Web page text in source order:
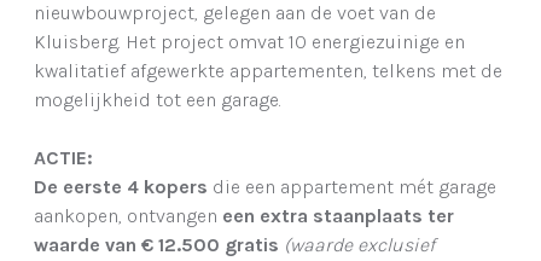
nieuwbouwproject, gelegen aan de voet van de
Kluisberg. Het project omvat 10 energiezuinige en
kwalitatief afgewerkte appartementen, telkens met de
mogelijkheid tot een garage.
ACTIE:
De eerste 4 kopers die een appartement mét garage
aankopen, ontvangen een extra staanplaats ter
waarde van € 12.500 gratis (waarde exclusief